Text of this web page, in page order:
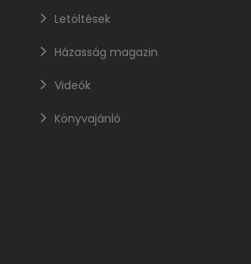
Letöltések
Házasság magazin
Videók
Könyvajánló